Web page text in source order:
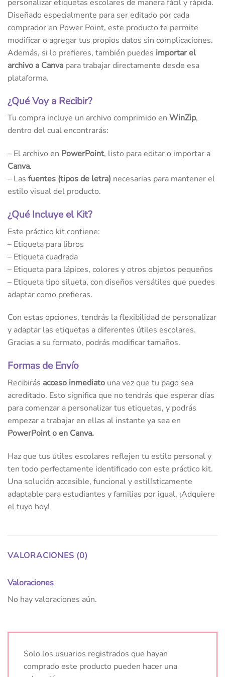
personalizar etiquetas escolares de manera fácil y rápida.
Diseñado especialmente para ser editado por cada
comprador en Power Point, este producto te permite
modificar o agregar tus propios datos sin complicaciones.
Además, si lo prefieres, también puedes importar el
archivo a Canva para trabajar directamente desde esa
plataforma.
¿Qué Voy a Recibir?
Tu compra incluye un archivo comprimido en WinZip,
dentro del cual encontrarás:
– El archivo en PowerPoint, listo para editar o importar a
Canva.
– Las fuentes (tipos de letra) necesarias para mantener el
estilo visual del producto.
¿Qué Incluye el Kit?
Este práctico kit contiene:
– Etiqueta para libros
– Etiqueta cuadrada
– Etiqueta para lápices, colores y otros objetos pequeños
– Etiqueta tipo silueta, con diseños versátiles que puedes
adaptar como prefieras.
Con estas opciones, tendrás la flexibilidad de personalizar
y adaptar las etiquetas a diferentes útiles escolares.
Gracias a su formato, podrás modificar tamaños.
Formas de Envío
Recibirás acceso inmediato una vez que tu pago sea
acreditado. Esto significa que no tendrás que esperar días
para comenzar a personalizar tus etiquetas, y podrás
empezar a trabajar en ellas al instante ya sea en
PowerPoint o en Canva.
Haz que tus útiles escolares reflejen tu estilo personal y
ten todo perfectamente identificado con este práctico kit.
Una solución accesible, funcional y estilísticamente
adaptable para estudiantes y familias por igual. ¡Adquiere
el tuyo hoy!
VALORACIONES (0)
Valoraciones
No hay valoraciones aún.
Solo los usuarios registrados que hayan
comprado este producto pueden hacer una